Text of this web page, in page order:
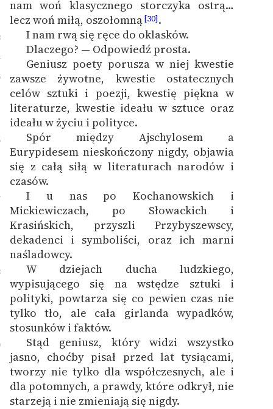
nam woń klasycznego storczyka ostrą…
lecz woń miłą, oszołomną[30].
I nam rwą się ręce do oklasków.
Dlaczego? — Odpowiedź prosta.
Geniusz poety porusza w niej kwestie
zawsze żywotne, kwestie ostatecznych
celów sztuki i poezji, kwestię piękna w
literaturze, kwestie ideału w sztuce oraz
ideału w życiu i polityce.
Spór między Ajschylosem a
Eurypidesem nieskończony nigdy, objawia
się z całą siłą w literaturach narodów i
czasów.
I u nas po Kochanowskich i
Mickiewiczach, po Słowackich i
Krasińskich, przyszli Przybyszewscy,
dekadenci i symboliści, oraz ich marni
naśladowcy.
W dziejach ducha ludzkiego,
wypisującego się na wstędze sztuki i
polityki, powtarza się co pewien czas nie
tylko tło, ale cała girlanda wypadków,
stosunków i faktów.
Stąd geniusz, który widzi wszystko
jasno, choćby pisał przed lat tysiącami,
tworzy nie tylko dla współczesnych, ale i
dla potomnych, a prawdy, które odkrył, nie
starzeją i nie zmieniają się nigdy.